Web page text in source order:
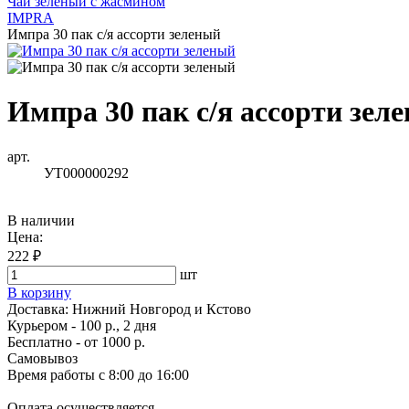
IMPRA
Импра 30 пак с/я ассорти зеленый
Импра 30 пак с/я ассорти
арт.
УТ000000292
В наличии
Цена:
222 ₽
шт
В корзину
Доставка: Нижний Новгород и Кстово
Курьером - 100 р., 2 дня
Бесплатно - от 1000 р.
Самовывоз
Время работы с 8:00 до 16:00